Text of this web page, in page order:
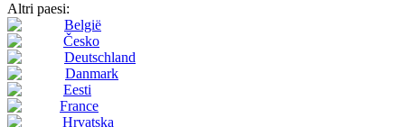
Altri paesi:
België
Česko
Deutschland
Danmark
Eesti
France
Hrvatska